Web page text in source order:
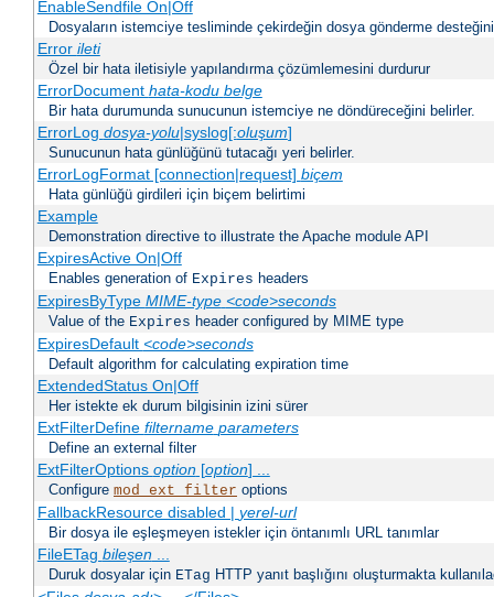
EnableSendfile On|Off
Dosyaların istemciye tesliminde çekirdeğin dosya gönderme
Error ileti
Özel bir hata iletisiyle yapılandırma çözümlemesini durdurur
ErrorDocument hata-kodu belge
Bir hata durumunda sunucunun istemciye ne döndüreceğini belirler.
ErrorLog dosya-yolu|syslog[:oluşum]
Sunucunun hata günlüğünü tutacağı yeri belirler.
ErrorLogFormat [connection|request] biçem
Hata günlüğü girdileri için biçem belirtimi
Example
Demonstration directive to illustrate the Apache module API
ExpiresActive On|Off
Enables generation of Expires headers
ExpiresByType MIME-type <code>seconds
Value of the Expires header configured by MIME type
ExpiresDefault <code>seconds
Default algorithm for calculating expiration time
ExtendedStatus On|Off
Her istekte ek durum bilgisinin izini sürer
ExtFilterDefine filtername parameters
Define an external filter
ExtFilterOptions option[option] ...
Configure mod_ext_filter options
FallbackResource disabled | yerel-url
Bir dosya ile eşleşmeyen istekler için öntanımlı URL tanımlar
FileETag bileşen...
Duruk dosyalar için ETag HTTP yanıt başlığını oluşturmakta